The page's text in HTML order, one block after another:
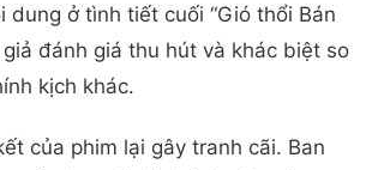
dung ở tình tiết cuối “Gió thổi Bán
giả đánh giá thu hút và khác biệt so
kịch khác.
của phim lại gây tranh cãi. Ban